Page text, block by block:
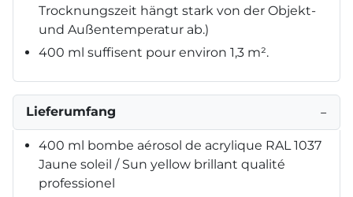
Trocknungszeit hängt stark von der Objekt-
und Außentemperatur ab.)
400 ml suffisent pour environ 1,3 m².
Lieferumfang −
400 ml bombe aérosol de acrylique RAL 1037
Jaune soleil / Sun yellow brillant qualité
professionel